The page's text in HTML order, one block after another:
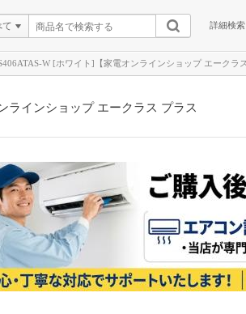
て 詳細検索
W [ホワイト]【家電オンラインショップ エークラ
ラインショップ エークラス プラス